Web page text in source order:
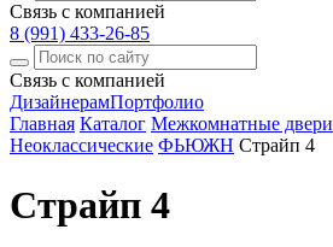
Связь с компанией
8 (991) 433-26-85
Связь с компанией
ДизайнерамПортфолио
Главная Каталог Межкомнатные двери
Неоклассические ФЬЮЖН Страйп 4
Страйп 4